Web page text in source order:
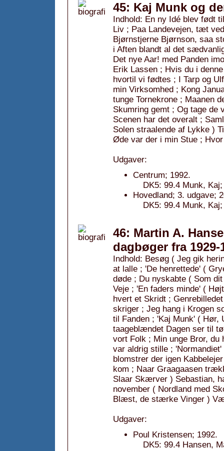
45: Kaj Munk og
Indhold: En ny Idé blev født
Liv ; Paa Landevejen, tæt
Bjørnstjerne Bjørnson, saa
i Aften blandt al det
Det nye Aar! med Panden
Erik Lassen ; Hvis du i
hvortil vi fødtes ; I Tarp og
min Virksomhed ; Kong
tunge Tornekrone ; Maanen
Skumring gemt ; Og tage de
Scenen har det overalt ;
Solen straalende af Lykke )
Øde var der i min Stue ;
Udgaver:
Centrum; 1992.
DK5: 99.4 Munk,
Hovedland; 3. udgave;
DK5: 99.4 Munk,
46: Martin A.
dagbøger fra 1929-
Indhold: Besøg ( Jeg gik
at lalle ; 'De henrettede' (
døde ; Du nyskabte ( Som
Veje ; 'En faders minde' (
hvert et Skridt ;
skriger ; Jeg hang i Krogen
til Fanden ; 'Kaj Munk' ( Hør,
taageblændet Dagen ser til
vort Folk ; Min unge Bror,
var aldrig stille ;
blomstrer der igen
kom ; Naar Graagaasen
Slaar Skærver ) Sebastian,
november ( Nordland med
Blæst, de stærke Vinger )
Udgaver:
Poul Kristensen; 1992.
DK5: 99.4 Hansen,